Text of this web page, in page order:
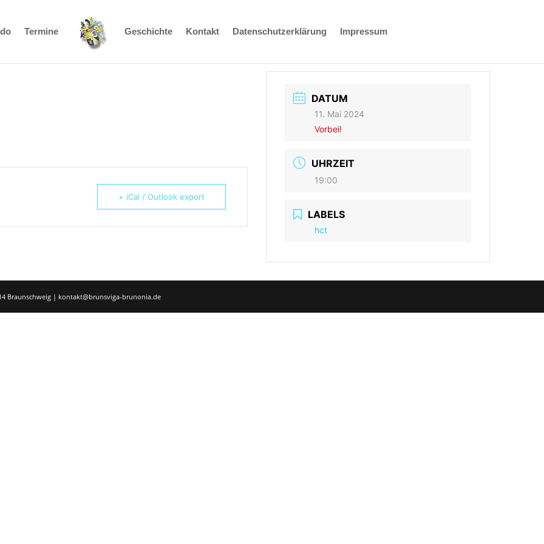
Termine Geschichte Kontakt Datenschutzerklärung Impressum
+ iCal / Outlook export
DATUM
11. Mai 2024
Vorbei!
UHRZEIT
19:00
LABELS
hct
Braunschweig | kontakt@brunsviga-brunonia.de